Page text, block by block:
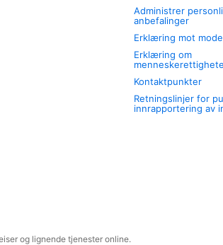
Administrer
anbefalinger
Erklæring mot
Erklæring om
Kontaktpunkter
Retningslinjer for
innrapportering av
og lignende tjenester online.